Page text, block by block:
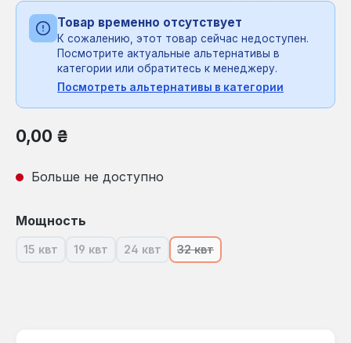
Товар временно отсутствует
К сожалению, этот товар сейчас недоступен.
Посмотрите актуальные альтернативы в
категории или обратитесь к менеджеру.
Посмотреть альтернативы в категории
Обычная цена:
0,00 ₴
Больше не доступно
Выберите
Мощность
15 квт(В настоящее время эта опция недоступна.)
19 квт(В настоящее время эта опция недоступна.)
24 квт(В настоящее время эта опция
32 квт(В настоящее время эта